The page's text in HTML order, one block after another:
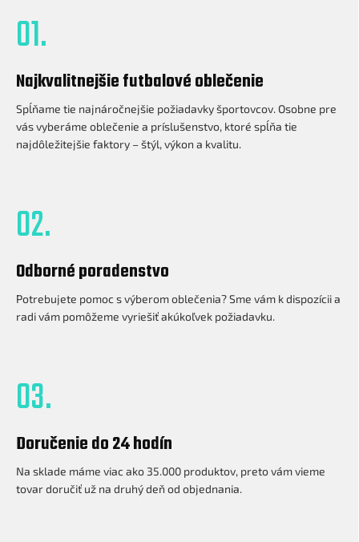
01.
Najkvalitnejšie futbalové oblečenie
Spĺňame tie najnáročnejšie požiadavky športovcov. Osobne pre
vás vyberáme oblečenie a príslušenstvo, ktoré spĺňa tie
najdôležitejšie faktory – štýl, výkon a kvalitu.
02.
Odborné poradenstvo
Potrebujete pomoc s výberom oblečenia? Sme vám k dispozícii a
radi vám pomôžeme vyriešiť akúkoľvek požiadavku.
03.
Doručenie do 24 hodín
Na sklade máme viac ako 35.000 produktov, preto vám vieme
tovar doručiť už na druhý deň od objednania.